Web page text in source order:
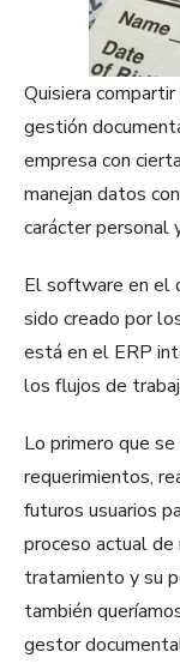
Quisiera
gestión
empresa con
manejan datos
carácter personal
El software en el
sido creado por
está en el ERP
los flujos de
Lo primero que
requerimientos,
futuros usuarios
proceso actual de
tratamiento y su
también
gestor